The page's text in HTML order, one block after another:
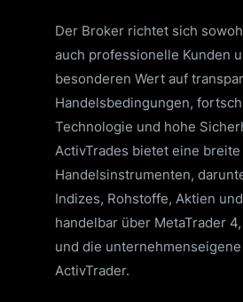
Der Broker richtet sich
auch professionelle Kunden
besonderen Wert auf
Handelsbedingungen,
Technologie und hohe
ActivTrades bietet eine breite
Handelsinstrumenten,
Indizes, Rohstoffe, Aktien
handelbar über MetaTrader
und die
ActivTrader.